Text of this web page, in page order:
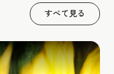
すべて見る